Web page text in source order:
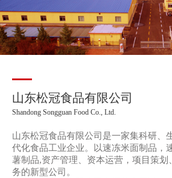
山东松冠食品有限公司
Shandong Songguan Food Co., Ltd.
山东松冠食品有限公司是一家集科研、
代化食品工业企业。以速冻米面制品，
薯制品,资产管理、资本运营，项目策划
务的新型公司。